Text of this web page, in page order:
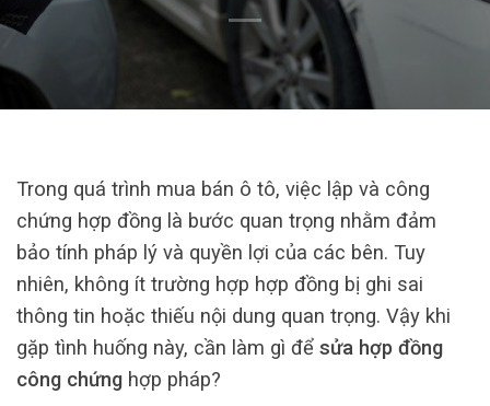
Trong quá trình mua bán ô tô, việc lập và công
chứng hợp đồng là bước quan trọng nhằm đảm
bảo tính pháp lý và quyền lợi của các bên. Tuy
nhiên, không ít trường hợp hợp đồng bị ghi sai
thông tin hoặc thiếu nội dung quan trọng. Vậy khi
gặp tình huống này, cần làm gì để sửa hợp đồng
công chứng hợp pháp?